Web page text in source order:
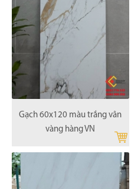
Gạch 60x120 màu trắng vân
vàng hàng VN